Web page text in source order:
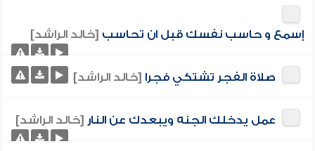
إسمع و حاسب نفسك قبل ان تحاسب [خالد الراشد]
صلاة الفجر تشتكي فجرا [خالد الراشد]
عمل يدخلك الجنه ويبعدك عن النار [خالد الراشد]